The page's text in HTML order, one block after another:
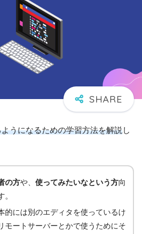
うになるための学習方法を解説し
の方や、 使ってみたいなという方向
。
的には別のエディタを使っているけ
モートサーバーとかで使うためにそ